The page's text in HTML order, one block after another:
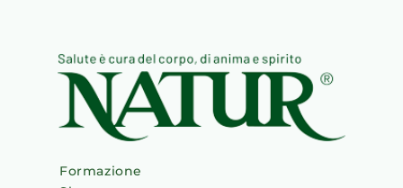
Formazione